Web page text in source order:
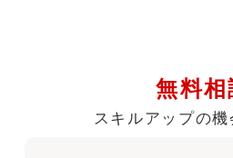
無料相
スキルアップの